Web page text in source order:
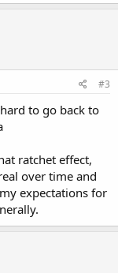
#3
to go back to
ratchet effect,
over time and
expectations for